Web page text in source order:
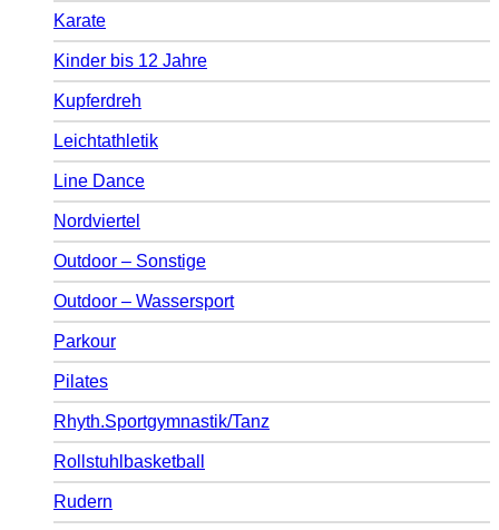
Karate
Kinder bis 12 Jahre
Kupferdreh
Leichtathletik
Line Dance
Nordviertel
Outdoor – Sonstige
Outdoor – Wassersport
Parkour
Pilates
Rhyth.Sportgymnastik/Tanz
Rollstuhlbasketball
Rudern